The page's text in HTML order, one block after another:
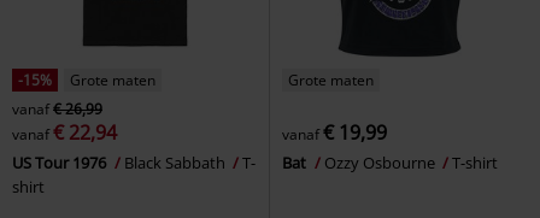
-15%
Grote maten
vanaf€ 26,99
vanaf€ 22,94
US Tour 1976 Black Sabbath
T-
shirt
Grote maten
vanaf€ 19,99
Bat Ozzy Osbourne T-shirt